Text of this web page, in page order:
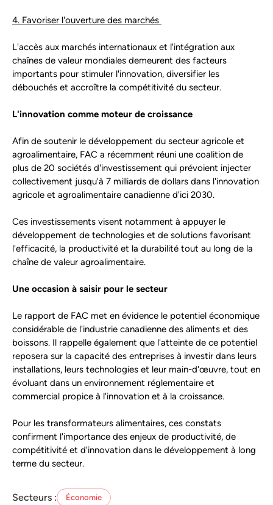
4. Favoriser l'ouverture des marchés
L'accès aux marchés internationaux et l'intégration aux
chaînes de valeur mondiales demeurent des facteurs
importants pour stimuler l'innovation, diversifier les
débouchés et accroître la compétitivité du secteur.
L'innovation comme moteur de croissance
Afin de soutenir le développement du secteur agricole et
agroalimentaire, FAC a récemment réuni une coalition de
plus de 20 sociétés d'investissement qui prévoient injecter
collectivement jusqu'à 7 milliards de dollars dans l'innovation
agricole et agroalimentaire canadienne d'ici 2030.
Ces investissements visent notamment à appuyer le
développement de technologies et de solutions favorisant
l'efficacité, la productivité et la durabilité tout au long de la
chaîne de valeur agroalimentaire.
Une occasion à saisir pour le secteur
Le rapport de FAC met en évidence le potentiel économique
considérable de l'industrie canadienne des aliments et des
boissons. Il rappelle également que l'atteinte de ce potentiel
reposera sur la capacité des entreprises à investir dans leurs
installations, leurs technologies et leur main-d'œuvre, tout en
évoluant dans un environnement réglementaire et
commercial propice à l'innovation et à la croissance.
Pour les transformateurs alimentaires, ces constats
confirment l'importance des enjeux de productivité, de
compétitivité et d'innovation dans le développement à long
terme du secteur.
Secteurs : Économie